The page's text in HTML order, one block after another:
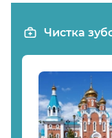
Чистка